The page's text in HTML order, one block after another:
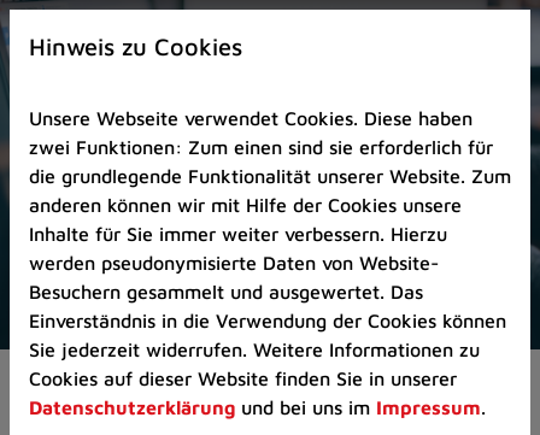
Zur
Startseite
Zum
Seitenanfang
springen
(Schnelltaste
A)
Zur
Navigation/Menü
springen
(Schnelltaste
M)
Zur
Pressemeldungen
Hinweis zu Cookies
Unsere Webseite verwendet Cookies. Diese haben
zwei Funktionen: Zum einen sind sie erforderlich für
die grundlegende Funktionalität unserer Website. Zum
anderen können wir mit Hilfe der Cookies unsere
Inhalte für Sie immer weiter verbessern. Hierzu
werden pseudonymisierte Daten von Website-
Besuchern gesammelt und ausgewertet. Das
Einverständnis in die Verwendung der Cookies können
Sie jederzeit widerrufen. Weitere Informationen zu
Cookies auf dieser Website finden Sie in unserer
Datenschutzerklärung und bei uns im Impressum.